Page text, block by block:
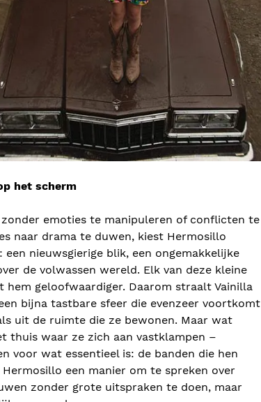
het scherm
emoties te manipuleren of conflicten te
naar drama te duwen, kiest Hermosillo
nieuwsgierige blik, een ongemakkelijke
de volwassen wereld. Elk van deze kleine
geloofwaardiger. Daarom straalt Vainilla
bijna tastbare sfeer die evenzeer voortkomt
uit de ruimte die ze bewonen. Maar wat
thuis waar ze zich aan vastklampen –
voor wat essentieel is: de banden die hen
een manier om te spreken over
zonder grote uitspraken te doen, maar